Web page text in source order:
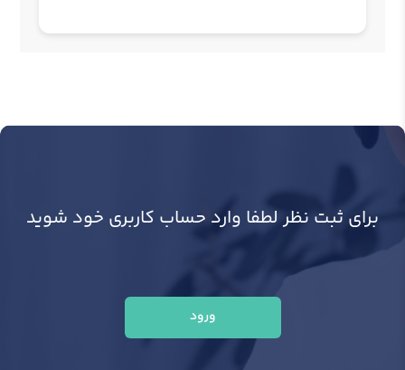
برای ثبت نظر لطفا وارد حساب کاربری خود شوید
ورود